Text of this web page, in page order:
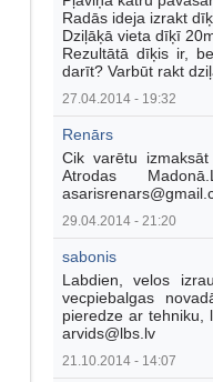
Radās ideja izrakt
Dziļāķā vieta dīķī
Rezultātā dīķis ir,
darīt? Varbūt rakt
27.04.2014 - 19:32
Renārs
Cik varētu
Atrodas
29.04.2014 - 21:20
sabonis
Labdien, velos
vecpiebalgas
pieredze ar tehniku,
arvids@lbs.lv
21.10.2014 - 14:07